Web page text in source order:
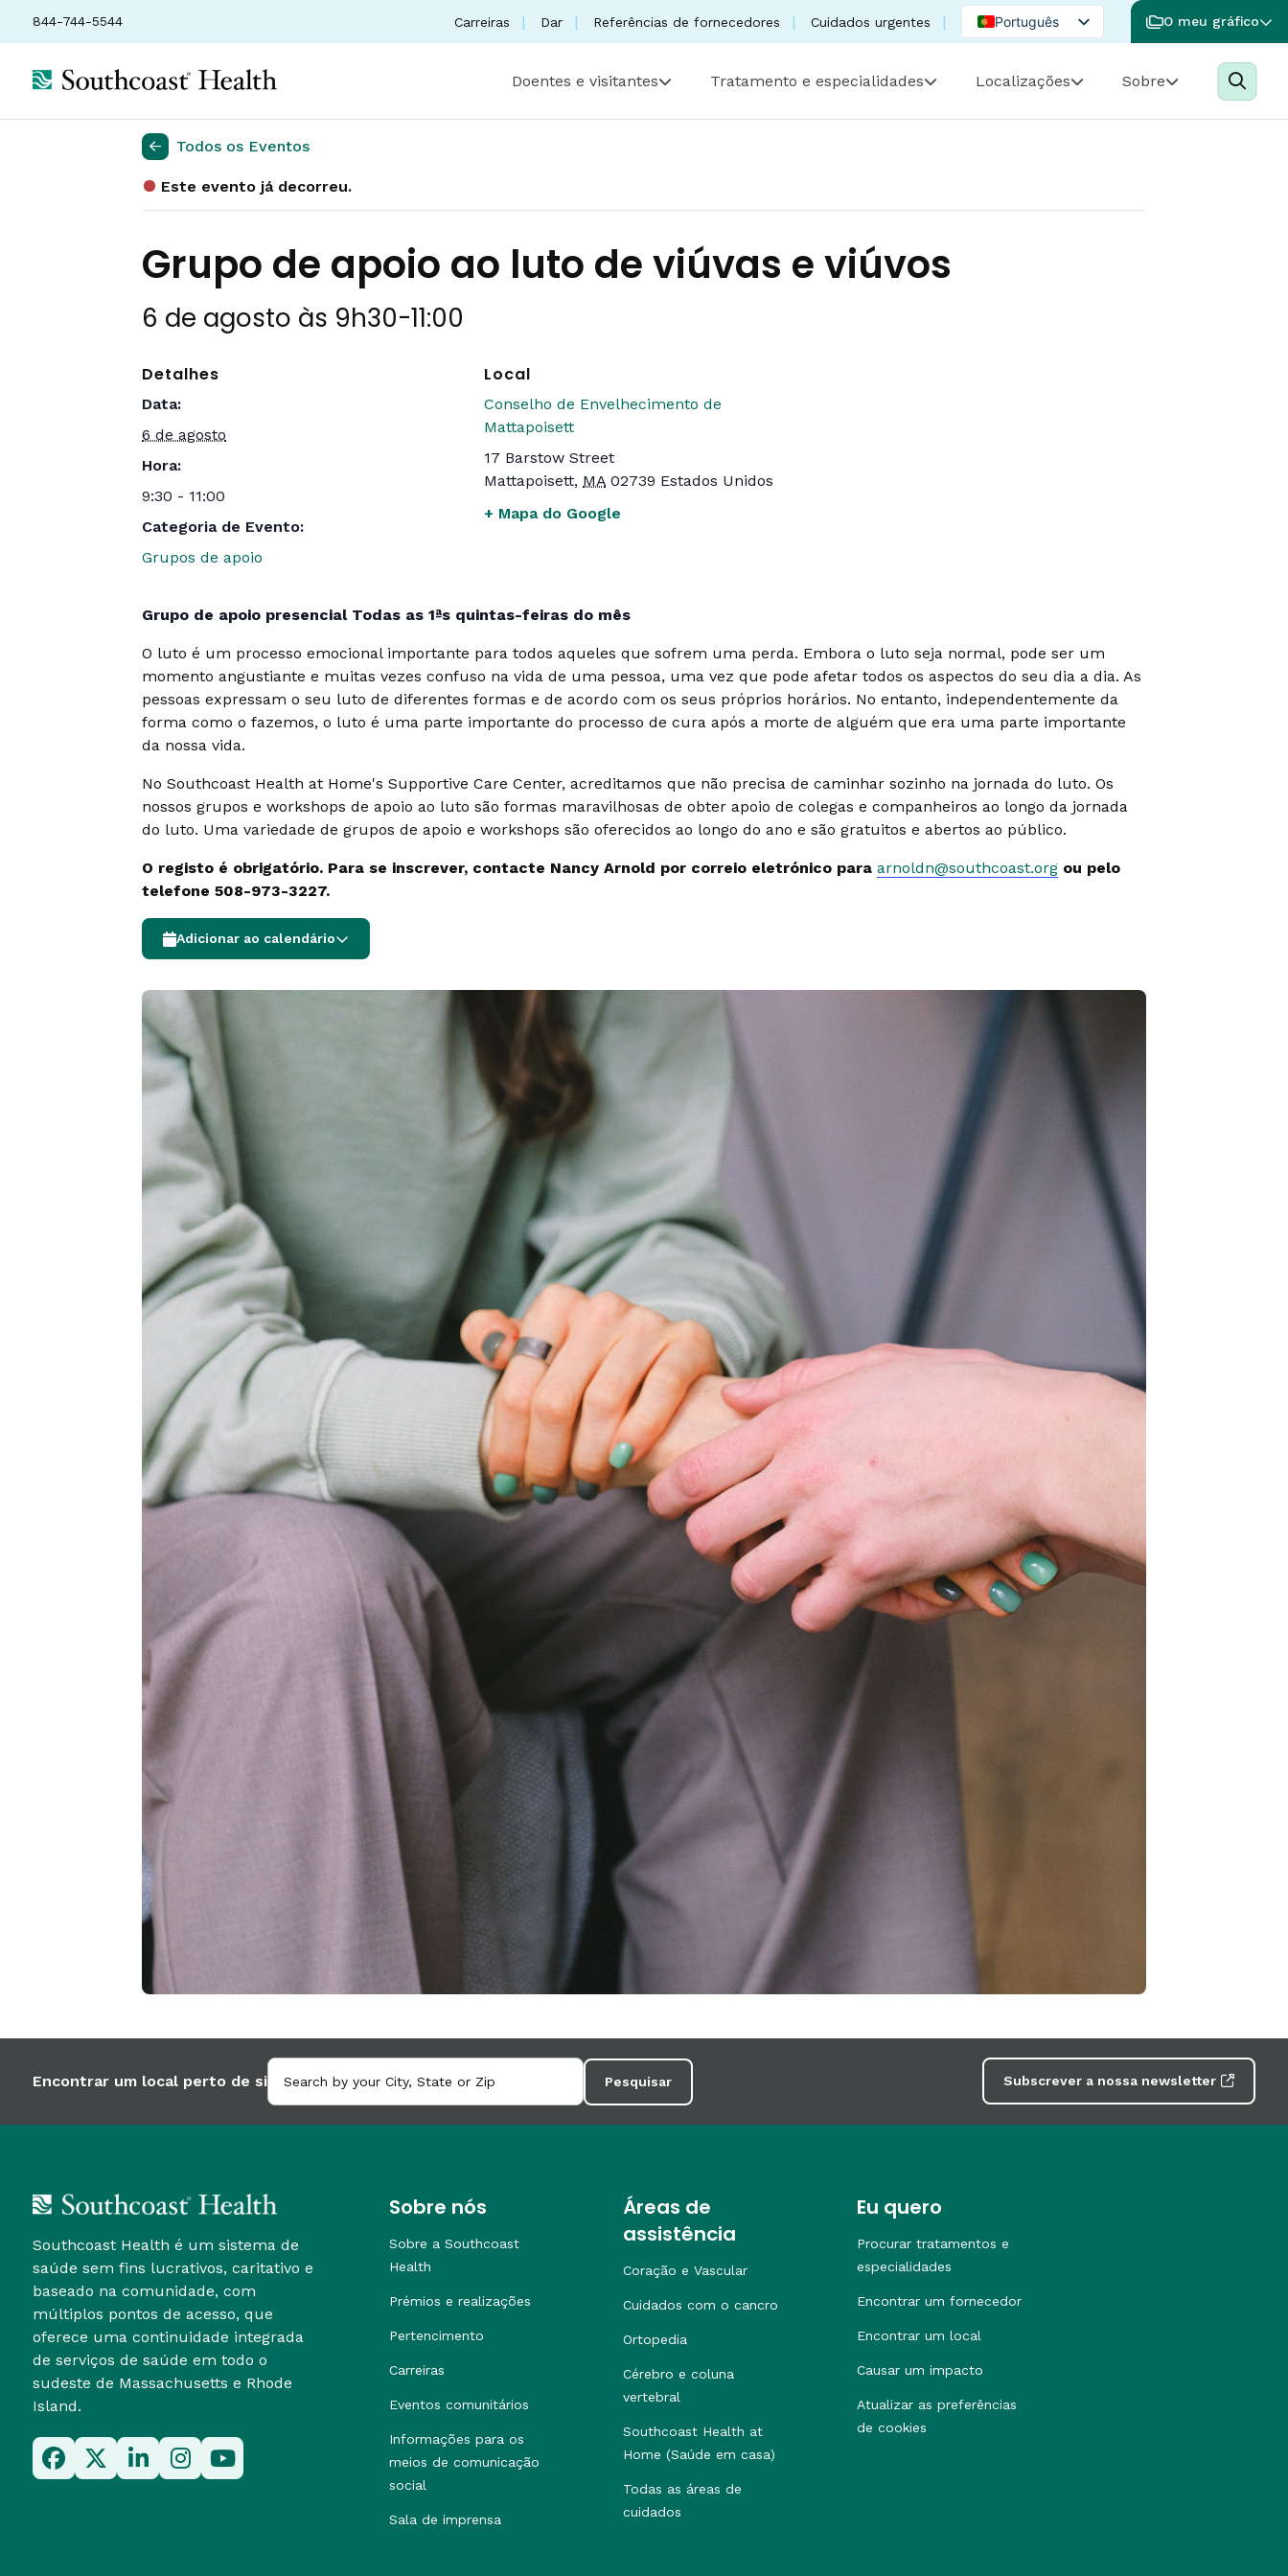
844-744-5544 Carreiras Dar Referências de fornecedores Cuidados urgentes
Português
Spanish
O meu gráfico
Doentes e visitantes Tratamento e especialidades Localizações Sobre
Todos os Eventos
Este evento já decorreu.
Grupo de apoio ao luto de viúvas e viúvos
6 de agosto às 9h30-11:00
Detalhes
Data:
6 de agosto
Hora:
9:30 - 11:00
Categoria de Evento:
Grupos de apoio
Local
Conselho de Envelhecimento de
Mattapoisett
17 Barstow Street
Mattapoisett, MA 02739 Estados Unidos
+ Mapa do Google
Grupo de apoio presencial Todas as 1ªs quintas-feiras do mês
O luto é um processo emocional importante para todos aqueles que sofrem uma perda. Embora o luto seja normal, pode ser um
momento angustiante e muitas vezes confuso na vida de uma pessoa, uma vez que pode afetar todos os aspectos do seu dia a dia. As
pessoas expressam o seu luto de diferentes formas e de acordo com os seus próprios horários. No entanto, independentemente da
forma como o fazemos, o luto é uma parte importante do processo de cura após a morte de alguém que era uma parte importante
da nossa vida.
No Southcoast Health at Home's Supportive Care Center, acreditamos que não precisa de caminhar sozinho na jornada do luto. Os
nossos grupos e workshops de apoio ao luto são formas maravilhosas de obter apoio de colegas e companheiros ao longo da jornada
do luto. Uma variedade de grupos de apoio e workshops são oferecidos ao longo do ano e são gratuitos e abertos ao público.
O registo é obrigatório. Para se inscrever, contacte Nancy Arnold por correio eletrónico para arnoldn@southcoast.org ou pelo
telefone 508-973-3227.
Adicionar ao calendário
Encontrar um local perto de si Pesquisar Subscrever a nossa newsletter
Southcoast Health é um sistema de
saúde sem fins lucrativos, caritativo e
baseado na comunidade, com
múltiplos pontos de acesso, que
oferece uma continuidade integrada
de serviços de saúde em todo o
sudeste de Massachusetts e Rhode
Island.
Sobre nós
Sobre a Southcoast
Health
Prémios e realizações
Pertencimento
Carreiras
Eventos comunitários
Informações para os
meios de comunicação
social
Sala de imprensa
Áreas de
assistência
Coração e Vascular
Cuidados com o cancro
Ortopedia
Cérebro e coluna
vertebral
Southcoast Health at
Home (Saúde em casa)
Todas as áreas de
cuidados
Eu quero
Procurar tratamentos e
especialidades
Encontrar um fornecedor
Encontrar um local
Causar um impacto
Atualizar as preferências
de cookies